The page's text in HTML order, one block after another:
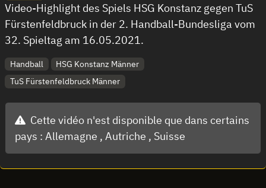
Video-Highlight des Spiels HSG Konstanz gegen TuS
Fürstenfeldbruck in der 2. Handball-Bundesliga vom
32. Spieltag am 16.05.2021.
Handball
HSG Konstanz Männer
TuS Fürstenfeldbruck Männer
Cette vidéo n'est disponible que dans certains
pays : Allemagne , Autriche , Suisse